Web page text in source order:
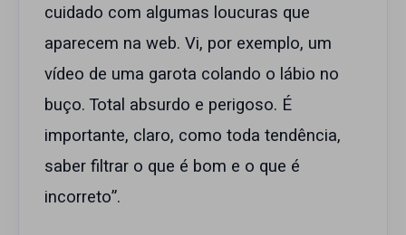
cuidado com algumas loucuras que
aparecem na web. Vi, por exemplo, um
vídeo de uma garota colando o lábio no
buço. Total absurdo e perigoso. É
importante, claro, como toda tendência,
saber filtrar o que é bom e o que é
incorreto”.